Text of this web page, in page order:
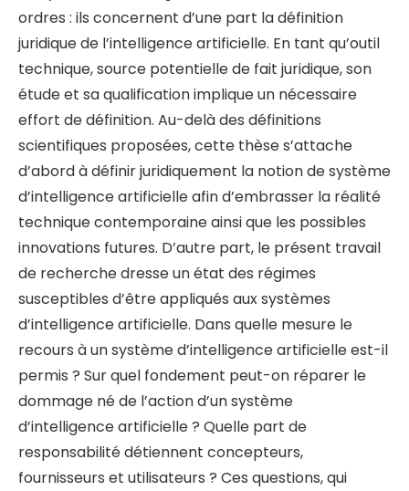
ordres : ils concernent d’une part la définition
juridique de l’intelligence artificielle. En tant qu’outil
technique, source potentielle de fait juridique, son
étude et sa qualification implique un nécessaire
effort de définition. Au-delà des définitions
scientifiques proposées, cette thèse s’attache
d’abord à définir juridiquement la notion de système
d’intelligence artificielle afin d’embrasser la réalité
technique contemporaine ainsi que les possibles
innovations futures. D’autre part, le présent travail
de recherche dresse un état des régimes
susceptibles d’être appliqués aux systèmes
d’intelligence artificielle. Dans quelle mesure le
recours à un système d’intelligence artificielle est-il
permis ? Sur quel fondement peut-on réparer le
dommage né de l’action d’un système
d’intelligence artificielle ? Quelle part de
responsabilité détiennent concepteurs,
fournisseurs et utilisateurs ? Ces questions, qui